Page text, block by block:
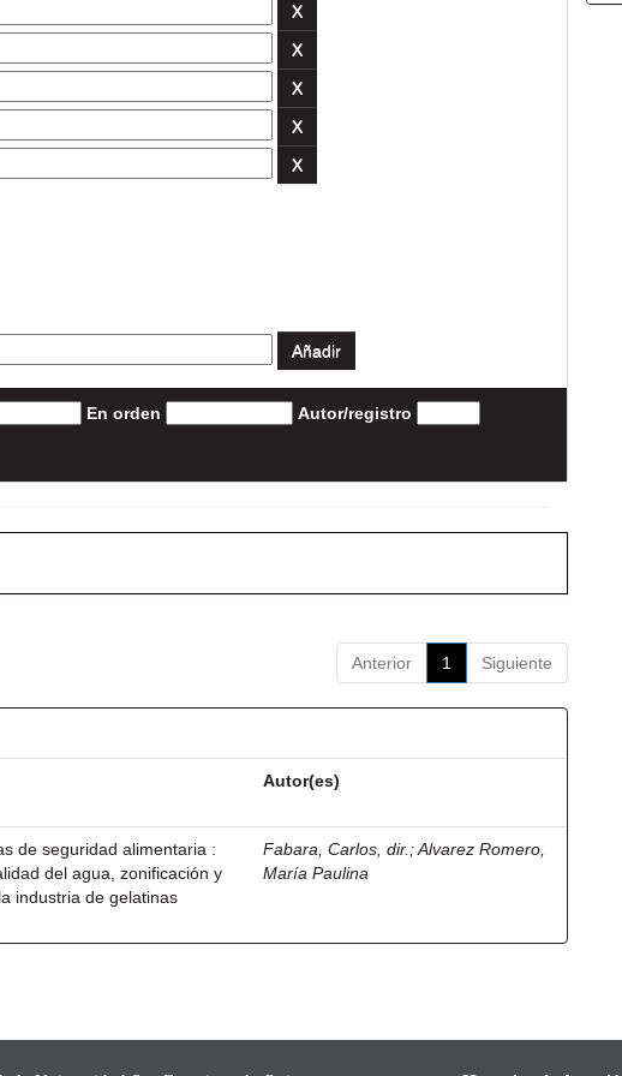
En orden Autor/registro
Anterior 1 Siguiente
Autor(es)
de seguridad alimentaria :
del agua, zonificación y
industria de gelatinas
Fabara, Carlos, dir. ;Alvarez Romero,
María Paulina